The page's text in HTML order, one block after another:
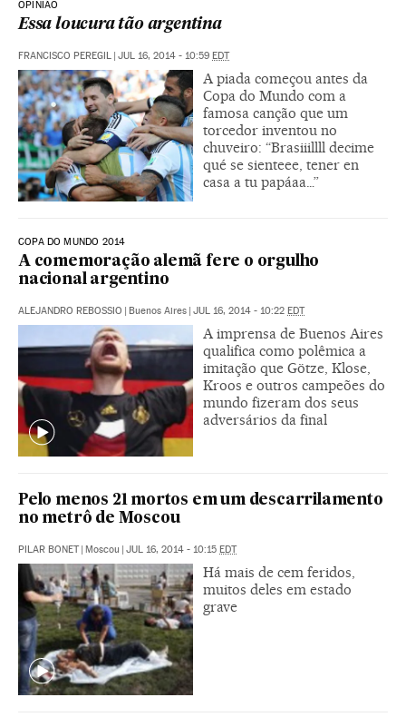
OPINIÃO
Essa loucura tão argentina
FRANCISCO PEREGIL | JUL 16, 2014 - 10:59 EDT
A piada começou antes da
Copa do Mundo com a
famosa canção que um
torcedor inventou no
chuveiro: “Brasiiillll decime
qué se sienteee, tener en
casa a tu papáaa…”
COPA DO MUNDO 2014
A comemoração alemã fere o orgulho
nacional argentino
ALEJANDRO REBOSSIO | Buenos Aires | JUL 16, 2014 - 10:22 EDT
A imprensa de Buenos Aires
qualifica como polêmica a
imitação que Götze, Klose,
Kroos e outros campeões do
mundo fizeram dos seus
adversários da final
Pelo menos 21 mortos em um descarrilamento
no metrô de Moscou
PILAR BONET | Moscou | JUL 16, 2014 - 10:15 EDT
Há mais de cem feridos,
muitos deles em estado
grave